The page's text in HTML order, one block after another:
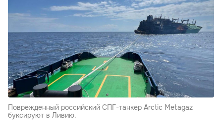
Поврежденный российский СПГ-танкер Arctic Metagaz
буксируют в Ливию.